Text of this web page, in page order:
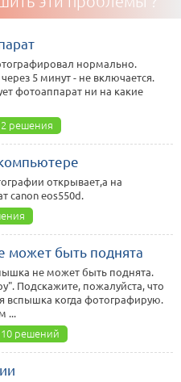
нормально.
5 минут - не включается.
фотоаппарат ни на какие
2 решения
открывает,а на
canon eos550d.
может быть поднята
не может быть поднята.
Подскажите, пожалуйста, что
вспышка когда фотографирую.
...
10 решений